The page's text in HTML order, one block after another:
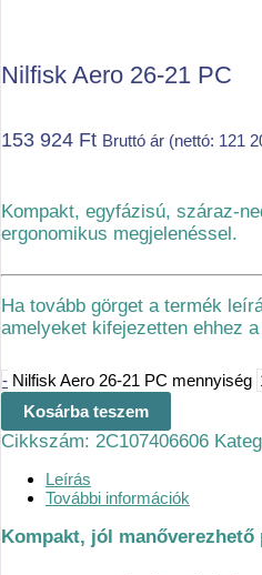
Nilfisk Aero 26-21 PC
153 924 Ft Bruttó ár (nettó: 121
Kompakt, egyfázisú, száraz-
ergonomikus megjelenéssel.
Ha tovább görget a termék
amelyeket kifejezetten ehhez
- Nilfisk Aero 26-21 PC mennyiség
Kosárba teszem
Cikkszám: 2C107406606
Leírás
További információk
Kompakt, jól